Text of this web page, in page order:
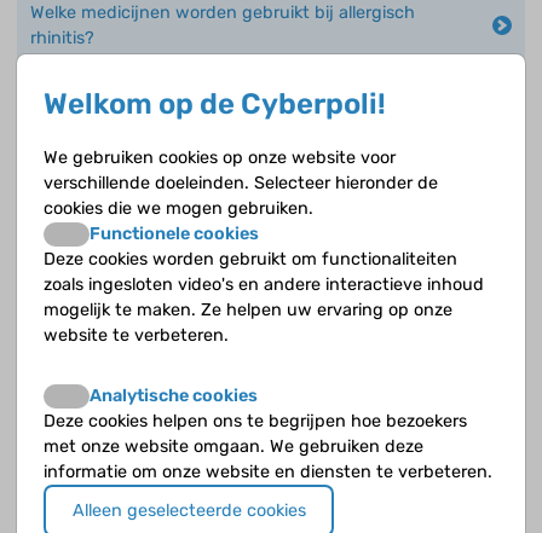
Welke medicijnen worden gebruikt bij allergisch
rhinitis?
Welke soorten inhalatiecorticosteroïden (werkzame
stof) van diverse fabrikanten (merknaam) bestaan er?
Geen antwoord op jouw vraag?
Stel je vraag over Astma aan een deskundige
Andere onderwerpen
Algemeen
Allergiëen
Controle
Welkom op de Cyberpoli!
We gebruiken cookies op onze website voor
verschillende doeleinden. Selecteer hieronder de
cookies die we mogen gebruiken.
Functionele cookies
Deze cookies worden gebruikt om functionaliteiten
zoals ingesloten video's en andere interactieve inhoud
mogelijk te maken. Ze helpen uw ervaring op onze
website te verbeteren.
Analytische cookies
Deze cookies helpen ons te begrijpen hoe bezoekers
met onze website omgaan. We gebruiken deze
informatie om onze website en diensten te verbeteren.
Alleen geselecteerde cookies